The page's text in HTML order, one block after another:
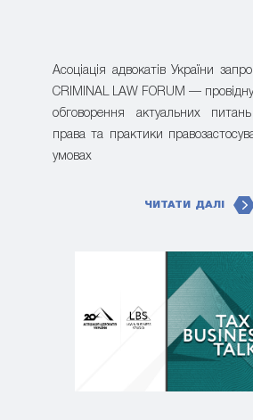
Асоціація адвокатів України
CRIMINAL LAW FORUM —
обговорення актуальних
права та практики
умовах
ЧИТАТИ ДАЛІ